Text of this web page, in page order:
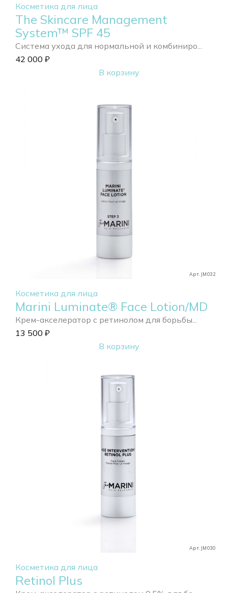
Косметика для лица
The Skincare Management
System™ SPF 45
Система ухода для нормальной и комбиниро...
42 000 ₽
В корзину
Арт. JM032
Косметика для лица
Marini Luminate® Face Lotion/MD
Крем-акселератор с ретинолом для борьбы...
13 500 ₽
В корзину
Арт. JM030
Косметика для лица
Retinol Plus